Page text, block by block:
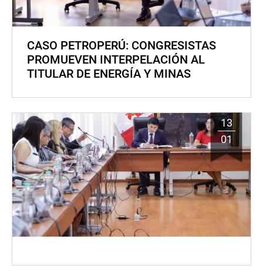
CASO PETROPERÚ: CONGRESISTAS
PROMUEVEN INTERPELACIÓN AL
TITULAR DE ENERGÍA Y MINAS
13
01